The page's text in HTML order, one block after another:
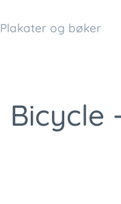
Plakater og bøker
Bicycle